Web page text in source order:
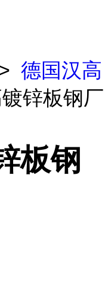
德国汉高
锌板钢厂
板钢